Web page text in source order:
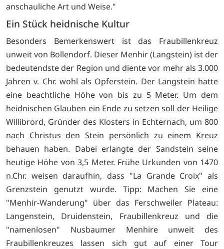
anschauliche Art und Weise."
Ein Stück heidnische Kultur
Besonders Bemerkenswert ist das Fraubillenkreuz
unweit von Bollendorf. Dieser Menhir (Langstein) ist der
bedeutendste der Region und diente vor mehr als 3.000
Jahren v. Chr. wohl als Opferstein. Der Langstein hatte
eine beachtliche Höhe von bis zu 5 Meter. Um dem
heidnischen Glauben ein Ende zu setzen soll der Heilige
Willibrord, Gründer des Klosters in Echternach, um 800
nach Christus den Stein persönlich zu einem Kreuz
behauen haben. Dabei erlangte der Sandstein seine
heutige Höhe von 3,5 Meter. Frühe Urkunden von 1470
n.Chr. weisen daraufhin, dass "La Grande Croix" als
Grenzstein genutzt wurde. Tipp: Machen Sie eine
"Menhir-Wanderung" über das Ferschweiler Plateau:
Langenstein, Druidenstein, Fraubillenkreuz und die
"namenlosen" Nusbaumer Menhire unweit des
Fraubillenkreuzes lassen sich gut auf einer Tour